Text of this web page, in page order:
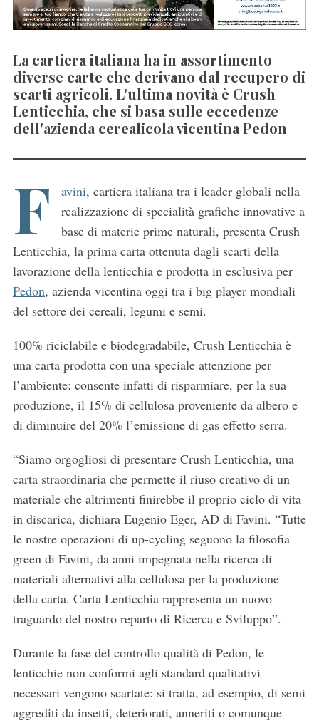
La cartiera italiana ha in assortimento
diverse carte che derivano dal recupero di
scarti agricoli. L'ultima novità è Crush
Lenticchia, che si basa sulle eccedenze
dell'azienda cerealicola vicentina Pedon
F avini, cartiera italiana tra i leader globali nella
realizzazione di specialità grafiche innovative a
base di materie prime naturali, presenta Crush
Lenticchia, la prima carta ottenuta dagli scarti della
lavorazione della lenticchia e prodotta in esclusiva per
Pedon, azienda vicentina oggi tra i big player mondiali
del settore dei cereali, legumi e semi.
100% riciclabile e biodegradabile, Crush Lenticchia è
una carta prodotta con una speciale attenzione per
l’ambiente: consente infatti di risparmiare, per la sua
produzione, il 15% di cellulosa proveniente da albero e
di diminuire del 20% l’emissione di gas effetto serra.
“Siamo orgogliosi di presentare Crush Lenticchia, una
carta straordinaria che permette il riuso creativo di un
materiale che altrimenti finirebbe il proprio ciclo di vita
in discarica, dichiara Eugenio Eger, AD di Favini. “Tutte
le nostre operazioni di up-cycling seguono la filosofia
green di Favini, da anni impegnata nella ricerca di
materiali alternativi alla cellulosa per la produzione
della carta. Carta Lenticchia rappresenta un nuovo
traguardo del nostro reparto di Ricerca e Sviluppo”.
Durante la fase del controllo qualità di Pedon, le
lenticchie non conformi agli standard qualitativi
necessari vengono scartate: si tratta, ad esempio, di semi
aggrediti da insetti, deteriorati, anneriti o comunque